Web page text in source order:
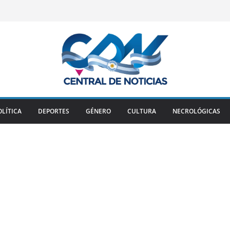
DEPORTES GÉNERO CULTURA NECROLÓGICAS